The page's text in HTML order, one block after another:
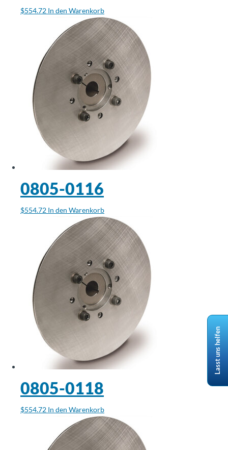
$554.72 In den Warenkorb
0805-0116
$554.72 In den Warenkorb
0805-0118
$554.72 In den Warenkorb
Lasst uns helfen